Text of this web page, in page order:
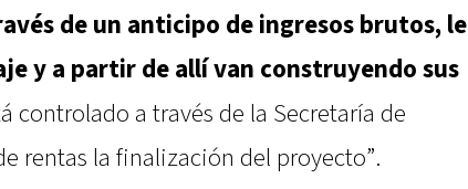
de un anticipo de ingresos brutos, le
y a partir de allí van construyendo sus
controlado a través de la Secretaría de
rentas la finalización del proyecto”.